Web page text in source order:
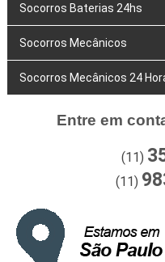
Socorros Baterias 24hs
Socorros Mecânicos
Socorros Mecânicos 24
Entre em
(11)
(11)